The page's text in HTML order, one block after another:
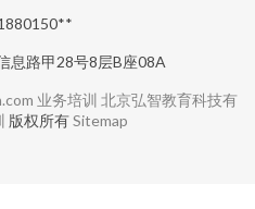
息路甲28号8层B座08A
业务培训 北京弘智教育科技有
版权所有Sitemap